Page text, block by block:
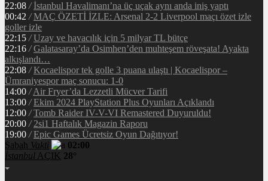
22:08 / İstanbul Havalimanı’na üç uçak aynı anda iniş yaptı
00:42 / MAÇ ÖZETİ İZLE: Arsenal 2-2 Liverpool maçı özet izle
goller izle
22:15 / Uzay ve havacılık için 5 milyar TL bütçe
22:16 / Galatasaray’da Osimhen’den muhteşem röveşata! Ayakta
alkışlandı…
22:08 / Kocaelispor tek golle 3 puana ulaştı | Kocaelispor –
Ümraniyespor maç sonucu: 1-0
14:00 / Air Fryer’da Lezzetli Mücver Tarifi
13:00 / Ekim 2024 PlayStation Plus Oyunları Açıklandı
12:00 / Tomb Raider IV-V-VI Remastered Duyuruldu!
20:00 / 2si1 Haftalık Magazin Raporu
19:00 / Epic Games Ücretsiz Oyun Dağıtıyor!
Sabah Vakti
02:00
İstanbul AÇIK 28°